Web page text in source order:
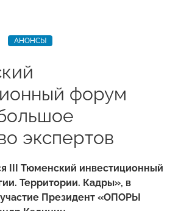
АНОНСЫ
форум
экспертов
III Тюменский инвестиционный
Территории. Кадры», в
Президент «ОПОРЫ